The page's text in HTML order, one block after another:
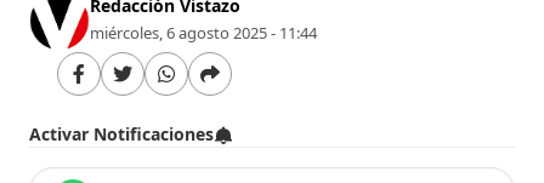
Redacción Vistazo
miércoles, 6 agosto 2025 - 11:44
Activar Notificaciones